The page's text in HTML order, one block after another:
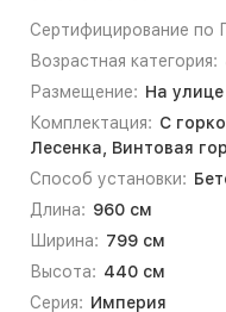
Сертифицирование по
Возрастная категория:
Размещение: На улице
Комплектация: С
Лесенка, Винтовая
Способ установки:
Длина: 960 см
Ширина: 799 см
Высота: 440 см
Серия: Империя